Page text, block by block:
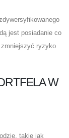
jest posiadanie co
zmniejszyć ryzyko
W
takie jak